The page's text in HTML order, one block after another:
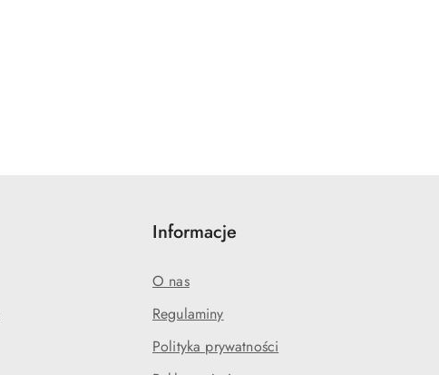
Informacje
O nas
Regulaminy
Polityka prywatności